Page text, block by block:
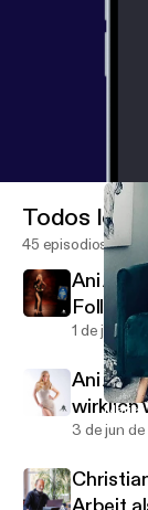
Todos los
45 episodios
Ani
1 de jul de
Ani
wirklich
3 de jun